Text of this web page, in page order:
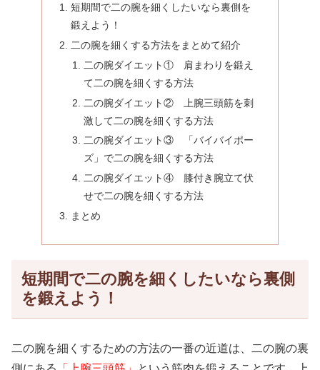
短期間で二の腕を細くしたいなら裏側を
鍛えよう！
二の腕を細くする方法をまとめて紹介
二の腕ダイエット① 肩まわりを鍛え
て二の腕を細くする方法
二の腕ダイエット② 上腕三頭筋を刺
激して二の腕を細くする方法
二の腕ダイエット③ 「バイバイポー
ズ」で二の腕を細くする方法
二の腕ダイエット④ 膝付き腕立て伏
せで二の腕を細くする方法
まとめ
短期間で二の腕を細くしたいなら裏側
を鍛えよう！
二の腕を細くするための方法の一番の近道は、二の腕の裏